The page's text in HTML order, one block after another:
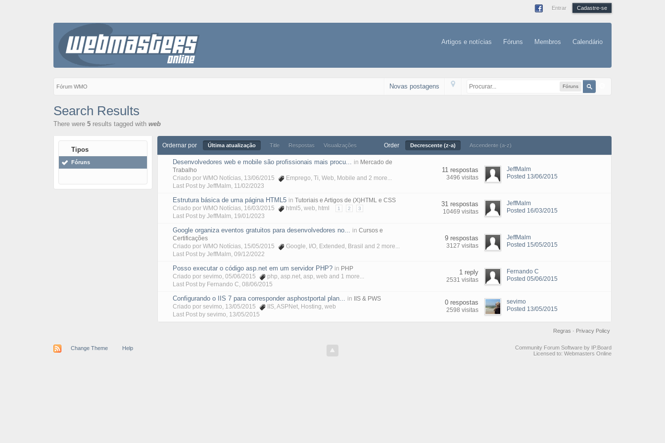
Entrar Cadastre-se
Artigos e notícias Fóruns Membros Calendário
Fórum WMO Fóruns
Novas postagens
Search Results
There were 5results tagged with web
Tipos
Fóruns
Ordernar por Última atualização Title Respostas Visualizações Order Decrescente (z-a) Ascendente (a-z)
Desenvolvedores web e mobile são profissionais mais procu... in Mercado de
Trabalho
Criado por WMO Notícias, 13/06/2015 Emprego, Ti, Web, Mobile and 2 more...
Last Post by JeffMalm, 11/02/2023
11 respostas
3496 visitas
JeffMalm
Posted 13/06/2015
Estrutura básica de uma página HTML5 in Tutoriais e Artigos de (X)HTML e CSS
Criado por WMO Notícias, 16/03/2015 html5, web, html 1 2 3
Last Post by JeffMalm, 19/01/2023
31 respostas
10469 visitas
JeffMalm
Posted 16/03/2015
Google organiza eventos gratuitos para desenvolvedores no... in Cursos e
Certificações
Criado por WMO Notícias, 15/05/2015 Google, I/O, Extended , Brasil and 2 more...
Last Post by JeffMalm, 09/12/2022
9 respostas
3127 visitas
JeffMalm
Posted 15/05/2015
Posso executar o código asp.net em um servidor PHP? in PHP
Criado por sevimo, 05/06/2015 php, asp.net, asp, web and 1 more...
Last Post by Fernando C, 08/06/2015
1 reply
2531 visitas
Fernando C
Posted 05/06/2015
Configurando o IIS 7 para corresponder asphostportal plan... in
IIS & PWS
Criado por sevimo, 13/05/2015 IIS, ASPNet, Hosting, web
Last Post by sevimo, 13/05/2015
0 respostas
2598 visitas
sevimo
Posted 13/05/2015
Privacy Policy
Regras ·
Change Theme Help
Community Forum Software by IP.Board
Licensed to: Webmasters Online